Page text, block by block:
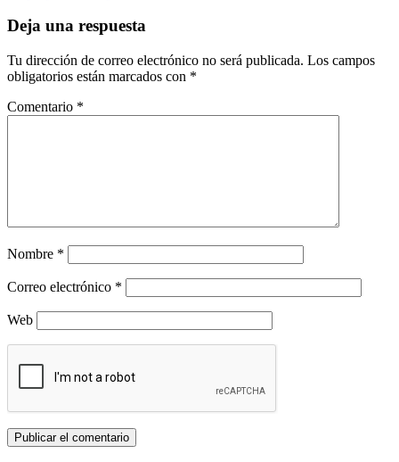
Deja una respuesta
Tu dirección de correo electrónico no será publicada. Los campos
obligatorios están marcados con *
Comentario *
Nombre *
Correo electrónico *
Web